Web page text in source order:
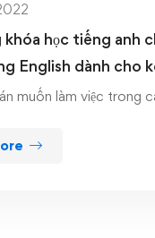
khóa học tiếng anh
English dành cho
muốn làm việc trong